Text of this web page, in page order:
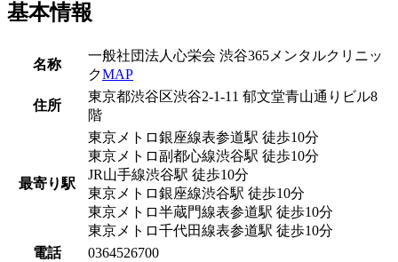
基本情報
名称
一般社団法人心栄会 渋谷365メンタルクリニッ
クMAP
住所
東京都渋谷区渋谷2-1-11 郁文堂青山通りビル8
階
最寄り駅
東京メトロ銀座線表参道駅 徒歩10分
東京メトロ副都心線渋谷駅 徒歩10分
JR山手線渋谷駅 徒歩10分
東京メトロ銀座線渋谷駅 徒歩10分
東京メトロ半蔵門線表参道駅 徒歩10分
東京メトロ千代田線表参道駅 徒歩10分
電話
0364526700